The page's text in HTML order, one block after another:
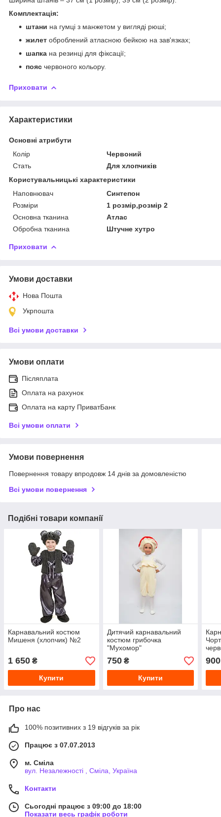
Комплектація:
штани на гумці з манжетом у вигляді рюші;
жилет оброблений атласною бейкою на зав'язках;
шапка на резинці для фіксації;
пояс червоного кольору.
Приховати
Характеристики
Основні атрибути
Колір
Червоний
Стать
Для хлопчиків
Користувальницькі характеристики
Наповнювач
Синтепон
Розміри
1 розмір,розмір 2
Основна тканина
Атлас
Обробна тканина
Штучне хутро
Приховати
Умови доставки
Нова Пошта
Укрпошта
Всі умови доставки
Умови оплати
Післяплата
Оплата на рахунок
Оплата на карту ПриватБанк
Всі умови оплати
Умови повернення
Повернення товару впродовж 14 днів за домовленістю
Всі умови повернення
Подібні товари компанії
Карнавальний костюм
Мишеня (хлопчик) №2
1 650 ₴
Купити
Дитячий карнавальний
костюм грибочка
"Мухомор"
750₴
Купити
900
Про нас
100% позитивних з 19 відгуків за рік
Працює з 07.07.2013
м. Сміла
вул. Незалежності , Сміла, Україна
Контакти
Сьогодні працює з 09:00 до 18:00
Показати весь графік роботи